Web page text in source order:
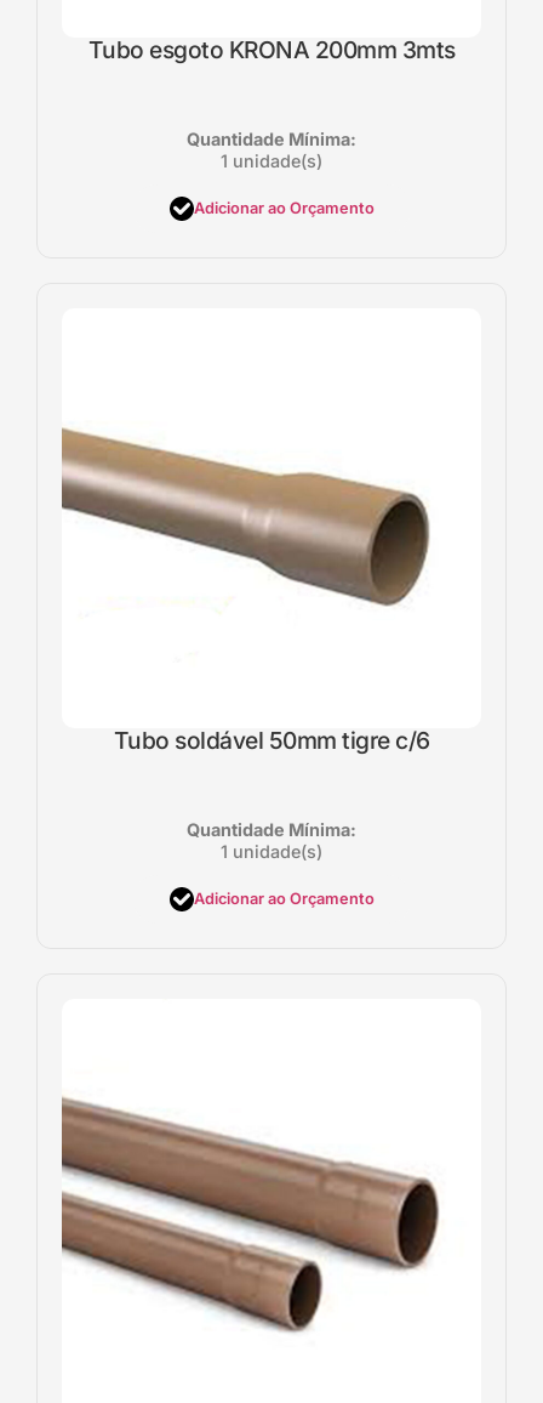
Tubo esgoto KRONA 200mm 3mts
Quantidade Mínima:
1 unidade(s)
Adicionar ao Orçamento
Tubo soldável 50mm tigre c/6
Quantidade Mínima:
1 unidade(s)
Adicionar ao Orçamento